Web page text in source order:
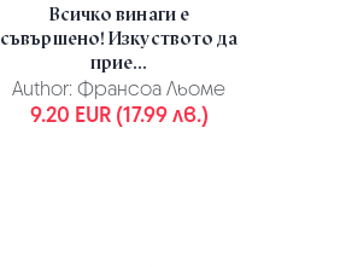
Всичко винаги е
съвършено! Изкуството да
прие...
Author: Франсоа Льоме
9.20 EUR (17.99 лв.)